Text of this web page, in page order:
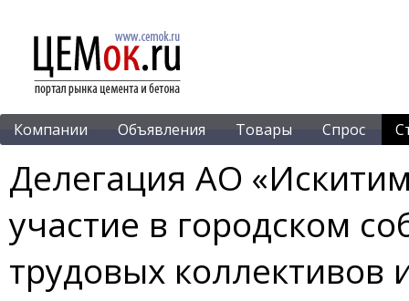
Компании Объявления Товары Спрос
Делегация АО
участие в городском
трудовых коллективов